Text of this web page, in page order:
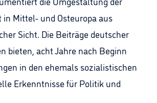
Mittel- und Osteuropa aus
Sicht. Die Beiträge deutscher
bieten, acht Jahre nach Beginn
in den ehemals sozialistischen
Erkenntnisse für Politik und